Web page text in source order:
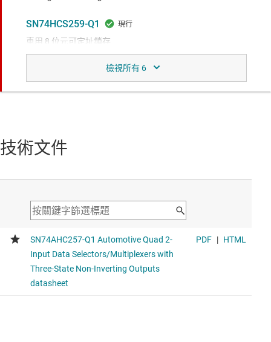
SN74HCS259-Q1
車用 8 位元可定址鎖存
average drive strength 8mA
average drive strength 8mA
Voltage range 2V to 6V, average propagation delay 20ns,
average drive strength 8mA
SN74HCS367-Q1
具有非反相三態輸出的車用六路緩衝器和線路驅動器
Voltage range 2V to 6V, average propagation delay 20ns,
技術文件